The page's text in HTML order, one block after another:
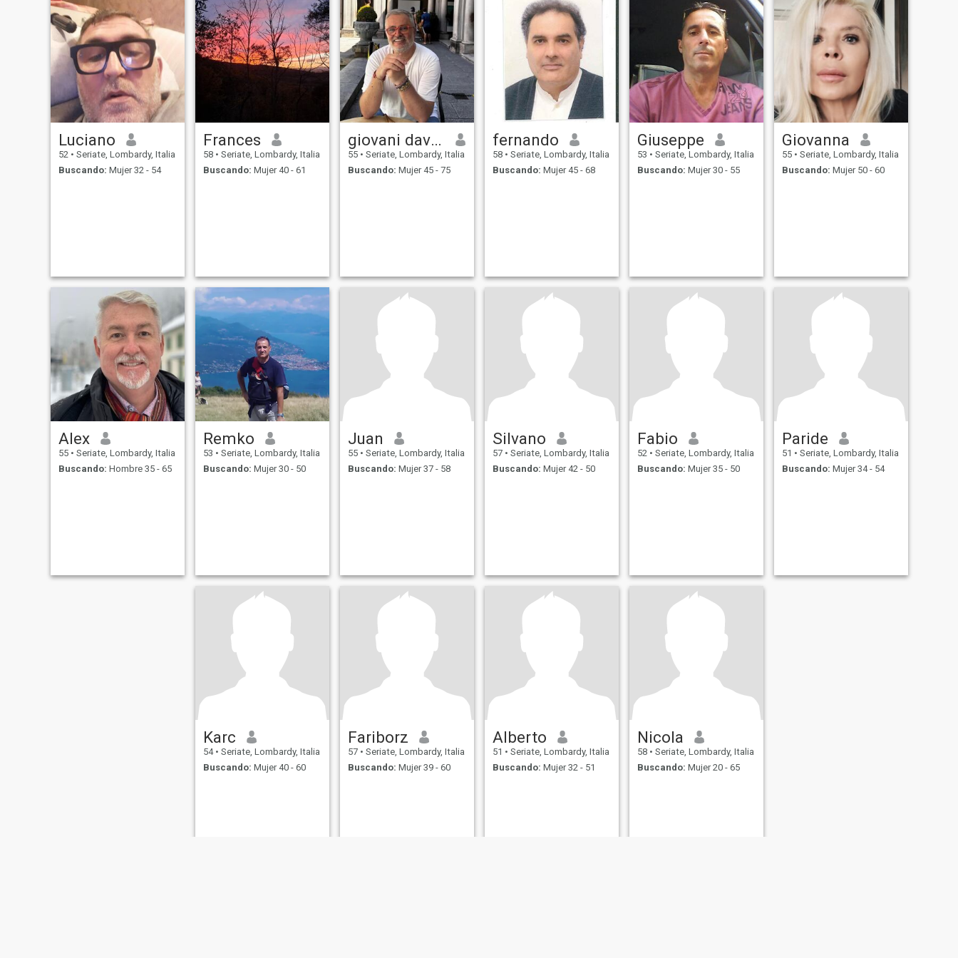
Luciano
52 • Seriate, Lombardy, Italia
Buscando: Mujer 32 - 54
Frances
58 • Seriate, Lombardy, Italia
Buscando: Mujer 40 - 61
giovani davide
55 • Seriate, Lombardy, Italia
Buscando: Mujer 45 - 75
fernando
58 • Seriate, Lombardy, Italia
Buscando: Mujer 45 - 68
Giuseppe
53 • Seriate, Lombardy, Italia
Buscando: Mujer 30 - 55
Giovanna
55 • Seriate, Lombardy, Italia
Buscando: Mujer 50 - 60
Alex
55 • Seriate, Lombardy, Italia
Buscando: Hombre 35 - 65
Remko
53 • Seriate, Lombardy, Italia
Buscando: Mujer 30 - 50
Juan
55 • Seriate, Lombardy, Italia
Buscando: Mujer 37 - 58
Silvano
57 • Seriate, Lombardy, Italia
Buscando: Mujer 42 - 50
Fabio
52 • Seriate, Lombardy, Italia
Buscando: Mujer 35 - 50
Paride
51 • Seriate, Lombardy, Italia
Buscando: Mujer 34 - 54
Karc
54 • Seriate, Lombardy, Italia
Buscando: Mujer 40 - 60
Fariborz
57 • Seriate, Lombardy, Italia
Buscando: Mujer 39 - 60
Alberto
51 • Seriate, Lombardy, Italia
Buscando: Mujer 32 - 51
Nicola
58 • Seriate, Lombardy, Italia
Buscando: Mujer 20 - 65